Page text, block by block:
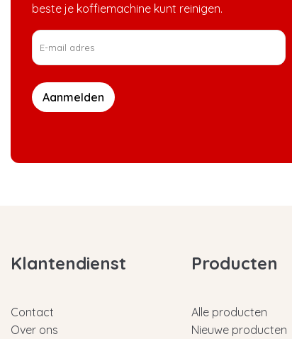
beste je koffiemachine kunt reinigen.
Aanmelden
Klantendienst
Contact
Over ons
Producten
Alle producten
Nieuwe producten